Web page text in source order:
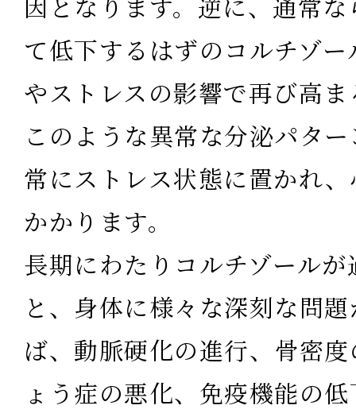
て低下するはずのコルチゾ
やストレスの影響で再び高
このような異常な分泌パタ
常にストレス状態に置かれ
かかります。
長期にわたりコルチゾール
と、身体に様々な深刻な問
ば、動脈硬化の進行、骨密
ょう症の悪化、免疫機能の